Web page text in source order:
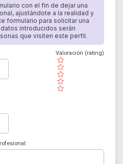
con el fin de dejar una
ajustándote a la realidad y
formulario para solicitar una
introducidos serán
que visiten este perfil.
( )
( )
( )
( )
( )
Valoración (rating)